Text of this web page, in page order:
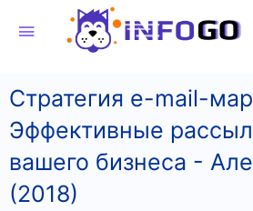
Стратегия e-mail-
Эффективные
вашего бизнеса -
(2018)